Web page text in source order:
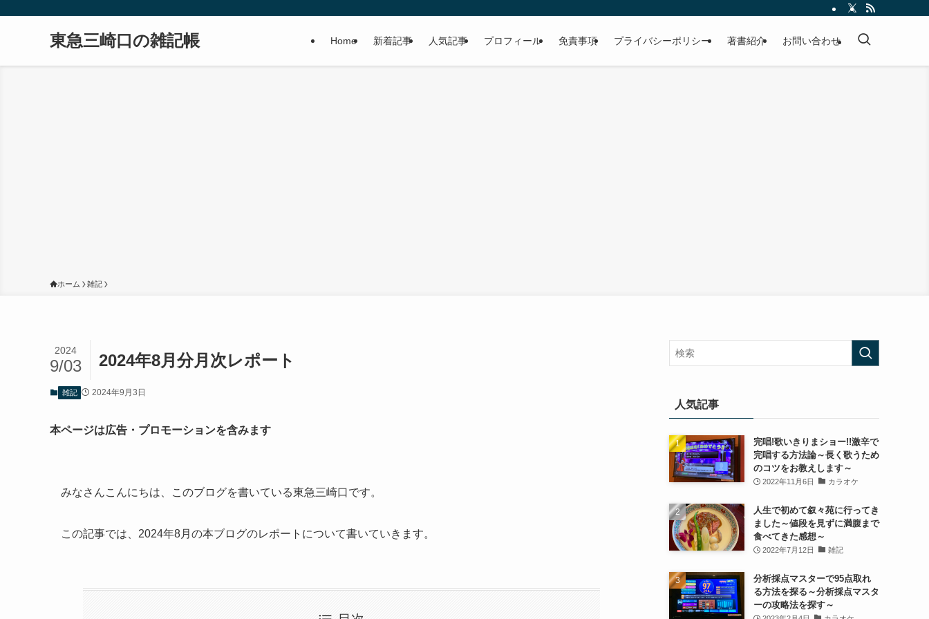
東急三崎口の雑記帳 Home 新着記事 人気記事 プロフィール 免責事項 プライバシーポリシー 著書紹介 お問い合わせ
ホーム 雑記
2024年8月分月次レポート
2024
9/03
雑記 2024年9月3日
本ページは広告・プロモーションを含みます
みなさんこんにちは、このブログを書いている東急三崎口です。
この記事では、2024年8月の本ブログのレポートについて書いていきます。
人気記事
完唱!歌いきりまショー!!激辛で
完唱する方法論～長く歌うため
のコツをお教えします～
2022年11月6日 カラオケ
人生で初めて叙々苑に行ってき
ました～値段を見ずに満腹まで
食べてきた感想～
2022年7月12日 雑記
分析採点マスターで95点取れ
る方法を探る～分析採点マスタ
ーの攻略法を探す～